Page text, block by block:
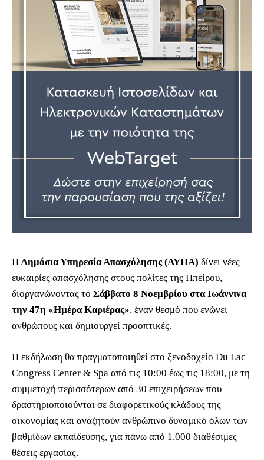
Η Δημόσια Υπηρεσία Απασχόλησης (ΔΥΠΑ) δίνει νέες
ευκαιρίες απασχόλησης στους πολίτες της Ηπείρου,
διοργανώνοντας το Σάββατο 8 Νοεμβρίου στα Ιωάννινα
την 47η «Ημέρα Καριέρας», έναν θεσμό που ενώνει
ανθρώπους και δημιουργεί προοπτικές.
Η εκδήλωση θα πραγματοποιηθεί στο ξενοδοχείο Du Lac
Congress Center & Spa από τις 10:00 έως τις 18:00, με τη
συμμετοχή περισσότερων από 30 επιχειρήσεων που
δραστηριοποιούνται σε διαφορετικούς κλάδους της
οικονομίας και αναζητούν ανθρώπινο δυναμικό όλων των
βαθμίδων εκπαίδευσης, για πάνω από 1.000 διαθέσιμες
θέσεις εργασίας.